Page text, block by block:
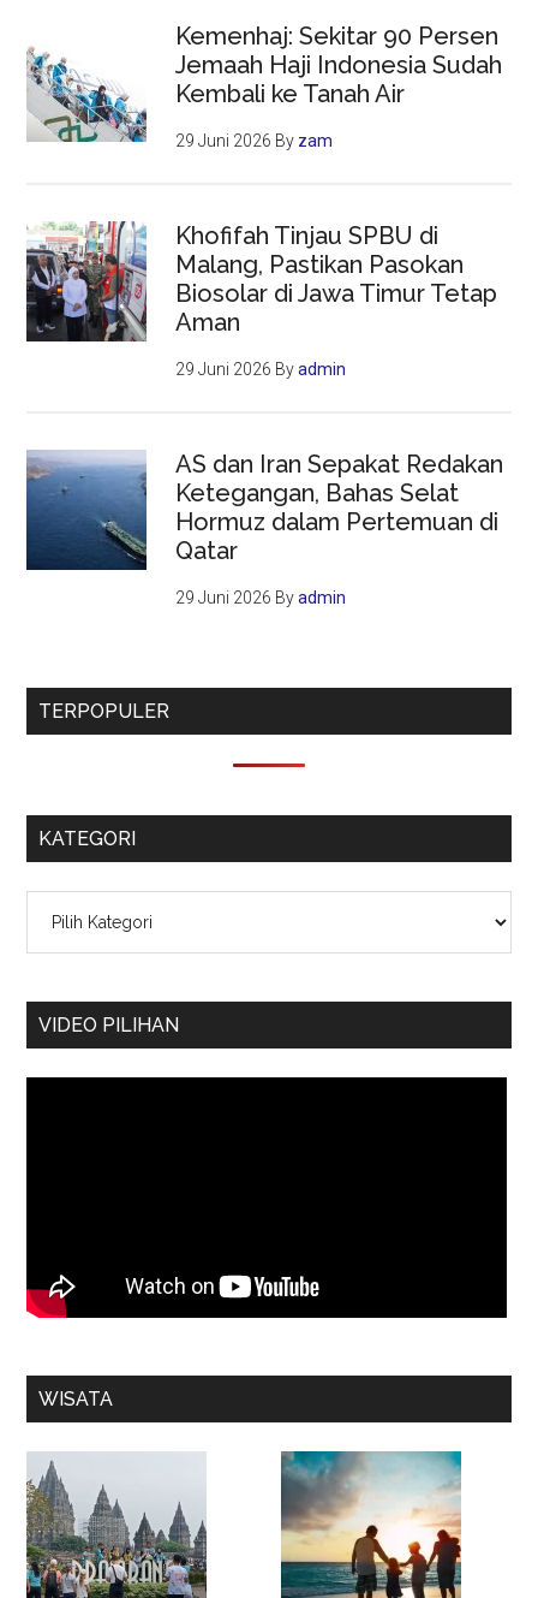
Kemenhaj: Sekitar 90 Persen
Jemaah Haji Indonesia Sudah
Kembali ke Tanah Air
29 Juni 2026 By zam
Khofifah Tinjau SPBU di
Malang, Pastikan Pasokan
Biosolar di Jawa Timur Tetap
Aman
29 Juni 2026 Byadmin
AS dan Iran Sepakat Redakan
Ketegangan, Bahas Selat
Hormuz dalam Pertemuan di
Qatar
29 Juni 2026 Byadmin
TERPOPULER
KATEGORI
VIDEO PILIHAN
WISATA